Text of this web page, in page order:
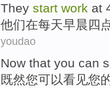
They start work at
他们在每天早晨四
youdao
Now that you can
既然您可以看见您